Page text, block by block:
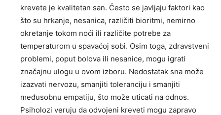
krevete je kvalitetan san. Često se javljaju faktori kao
što su hrkanje, nesanica, različiti bioritmi, nemirno
okretanje tokom noći ili različite potrebe za
temperaturom u spavaćoj sobi. Osim toga, zdravstveni
problemi, poput bolova ili nesanice, mogu igrati
značajnu ulogu u ovom izboru. Nedostatak sna može
izazvati nervozu, smanjiti toleranciju i smanjiti
međusobnu empatiju, što može uticati na odnos.
Psiholozi veruju da odvojeni kreveti mogu zapravo